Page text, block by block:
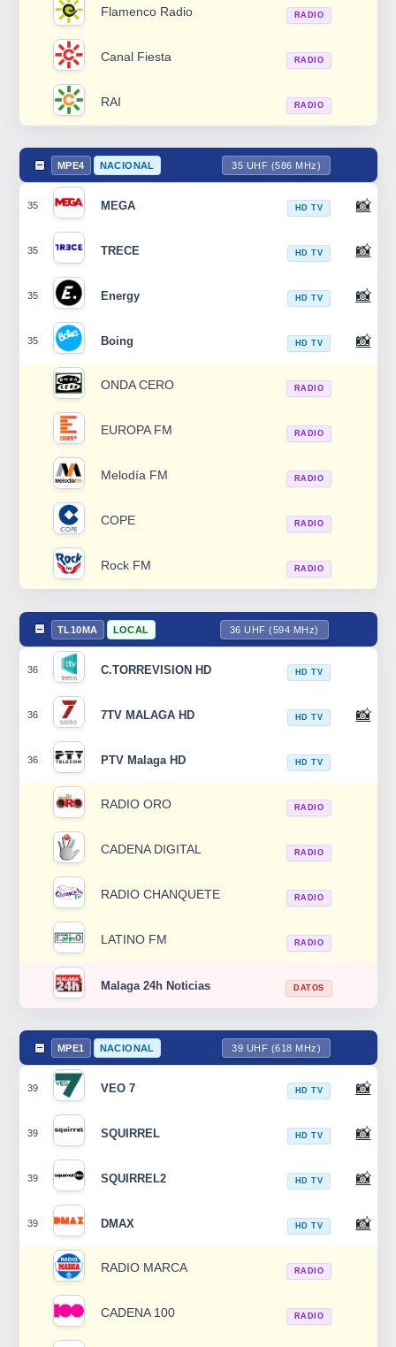
Flamenco Radio RADIO
Canal Fiesta RADIO
RAI RADIO
MPE4 NACIONAL 35 UHF (586 MHz)
35 MEGA HD TV 📸
35 TRECE HD TV 📸
35 Energy HD TV 📸
35 Boing HD TV 📸
ONDA CERO RADIO
EUROPA FM RADIO
Melodía FM RADIO
COPE RADIO
Rock FM RADIO
TL10MA LOCAL 36 UHF (594 MHz)
36 C.TORREVISION HD HD TV
36 7TV MALAGA HD HD TV 📸
36 PTV Malaga HD HD TV
RADIO ORO RADIO
CADENA DIGITAL RADIO
RADIO CHANQUETE RADIO
LATINO FM RADIO
Malaga 24h Noticias DATOS
MPE1 NACIONAL 39 UHF (618 MHz)
39 VEO 7 HD TV 📸
39 SQUIRREL HD TV 📸
39 SQUIRREL2 HD TV 📸
39 DMAX HD TV 📸
RADIO MARCA RADIO
CADENA 100 RADIO